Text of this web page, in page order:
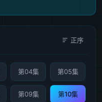
正序
第04集 第05集
第09集 第10集